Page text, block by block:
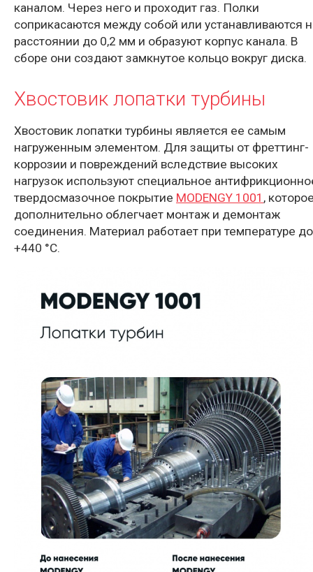
каналом. Через него и проходит газ. Полки
соприкасаются между собой или устанавливаются
расстоянии до 0,2 мм и образуют корпус канала. В
сборе они создают замкнутое кольцо вокруг диска.
Хвостовик лопатки турбины
Хвостовик лопатки турбины является ее самым
нагруженным элементом. Для защиты от фреттинг-
коррозии и повреждений вследствие высоких
нагрузок используют специальное
твердосмазочное покрытие MODENGY 1001 ,
дополнительно облегчает монтаж и демонтаж
соединения. Материал работает при температуре до
+440 °C.